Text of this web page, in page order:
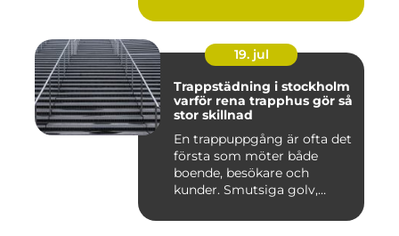
19. jul
Trappstädning i stockholm
varför rena trapphus gör så
stor skillnad
En trappuppgång är ofta det
första som möter både
boende, besökare och
kunder. Smutsiga golv,